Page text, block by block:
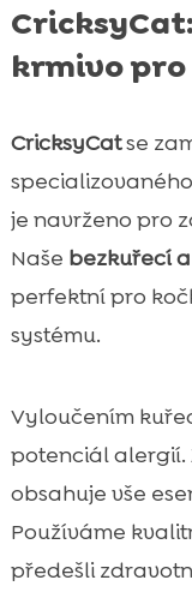
krmivo pro
CricksyCatse
je navrženo pro
Naše bezkuřecí
perfektní pro
systému.
Vyloučením
potenciál alergií.
obsahuje vše
Používáme
předešli